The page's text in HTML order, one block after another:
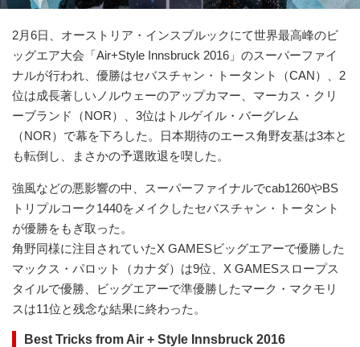
2月6日、オーストリア・インスブルックにて世界最高峰のビ
ッグエア大会「Air+Style Innsbruck 2016」のスーパーファイ
ナルが行われ、優勝はセバスチャン・トータント（CAN）、2
位は成長著しいノルウェーのアップカマー、マーカス・クリ
ーブランド（NOR）、3位はトルゲイル・バーグレム
（NOR）で幕を下ろした。日本期待のエース角野友基は3本と
も転倒し、まさかの予選敗退を喫した。
強風などの悪影響の中、スーパーファイナルでcab1260やBS
トリプルコーク1440をメイクしたセバスチャン・トータント
が優勝をもぎ取った。
角野同様に注目されていたX GAMESビッグエアーで優勝した
マックス・パロット（カナダ）は9位、X GAMESスロープス
タイルで優勝、ビッグエアーで準優勝したマーク・マクモリ
スは11位と残念な結果に終わった。
Best Tricks from Air + Style Innsbruck 2016